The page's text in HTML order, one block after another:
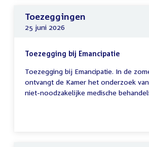
Toezeggingen
25 juni 2026
Toezegging bij Emancipatie
Toezegging bij Emancipatie. In de
ontvangt de Kamer het onderzoek
niet-noodzakelijke medische